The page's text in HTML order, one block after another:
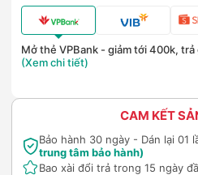
Mở thẻ VPBank - giảm tới 400k,
(Xem chi tiết)
CAM KẾT
Bảo hành 30 ngày - Dán lại 01
trung tâm bảo hành)
Bao xài đổi trả trong 15 ngày